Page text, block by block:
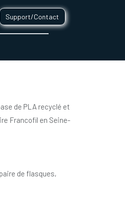
Support/Contact
de PLA recyclé et
Francofil en Seine-
de flasques,